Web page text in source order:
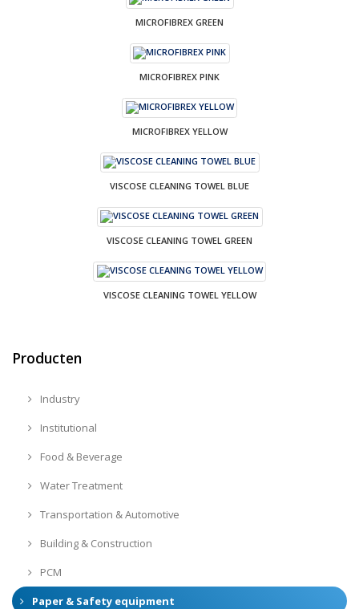
MICROFIBREX GREEN
MICROFIBREX PINK
MICROFIBREX YELLOW
VISCOSE CLEANING TOWEL BLUE
VISCOSE CLEANING TOWEL GREEN
VISCOSE CLEANING TOWEL YELLOW
Producten
Industry
Institutional
Food & Beverage
Water Treatment
Transportation & Automotive
Building & Construction
PCM
Paper & Safety equipment